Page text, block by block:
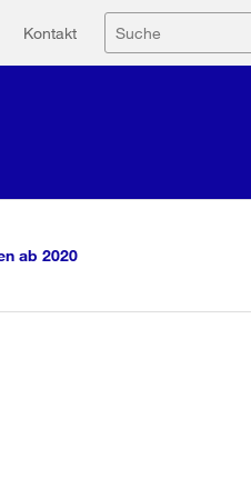
Hilfsnavigation
Kontakt Suche
ab 2020